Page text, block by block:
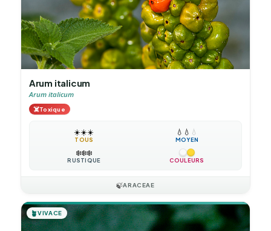
Arum italicum
Arum italicum
☠️Toxique
☀️☀️☀️
TOUS
💧 💧 💧
MOYEN
❄️❄️❄️
RUSTIQUE COULEURS
🍃ARACEAE
🪴VIVACE